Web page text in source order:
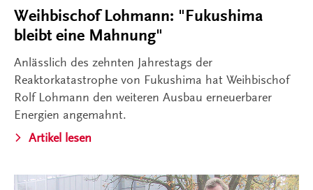
Weihbischof Lohmann: "Fukushima
bleibt eine Mahnung"
Anlässlich des zehnten Jahrestags der
Reaktorkatastrophe von Fukushima hat Weihbischof
Rolf Lohmann den weiteren Ausbau erneuerbarer
Energien angemahnt.
Artikel lesen